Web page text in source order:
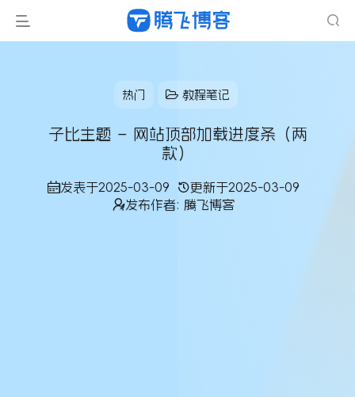
热门 教程笔记
子比主题 – 网站顶部加载进度条（两
款）
发表于2025-03-09 更新于2025-03-09
发布作者: 腾飞博客